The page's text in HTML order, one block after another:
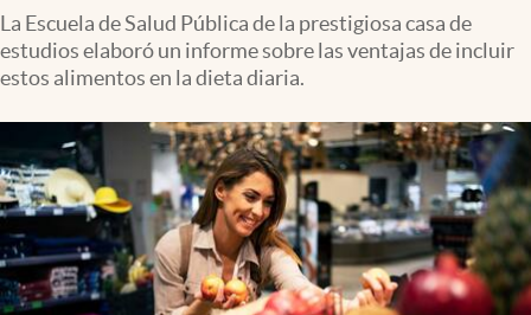
Vida y estilo
Espiritualidad
Mediakit
abre en nueva pestaña
México
La Escuela de Salud Pública de la prestigiosa casa de
estudios elaboró un informe sobre las ventajas de incluir
estos alimentos en la dieta diaria.